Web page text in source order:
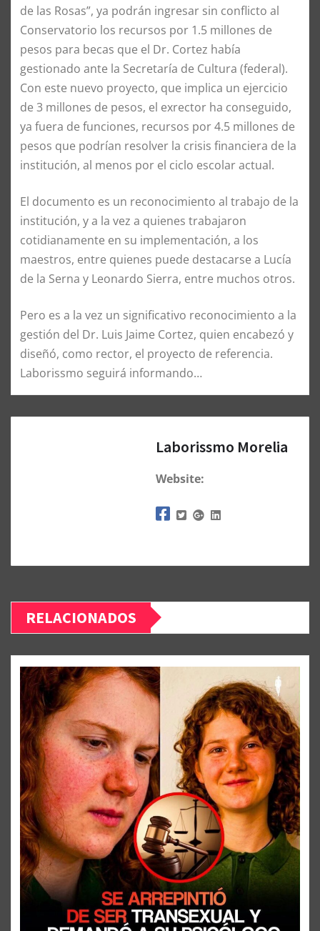
de las Rosas”, ya podrán ingresar sin conflicto al
Conservatorio los recursos por 1.5 millones de
pesos para becas que el Dr. Cortez había
gestionado ante la Secretaría de Cultura (federal).
Con este nuevo proyecto, que implica un ejercicio
de 3 millones de pesos, el exrector ha conseguido,
ya fuera de funciones, recursos por 4.5 millones de
pesos que podrían resolver la crisis financiera de la
institución, al menos por el ciclo escolar actual.
El documento es un reconocimiento al trabajo de la
institución, y a la vez a quienes trabajaron
cotidianamente en su implementación, a los
maestros, entre quienes puede destacarse a Lucía
de la Serna y Leonardo Sierra, entre muchos otros.
Pero es a la vez un significativo reconocimiento a la
gestión del Dr. Luis Jaime Cortez, quien encabezó y
diseñó, como rector, el proyecto de referencia.
Laborissmo seguirá informando…
Laborissmo Morelia
Website:
RELACIONADOS